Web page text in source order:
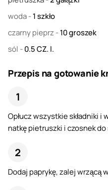
woda-1szkło
czarny pieprz -10groszek
sól -0.5CZ. l.
Przepis na gotowanie
Opłucz wszystkie składniki i
natkę pietruszki i czosnek do
Dodaj paprykę, zalej wrzącą